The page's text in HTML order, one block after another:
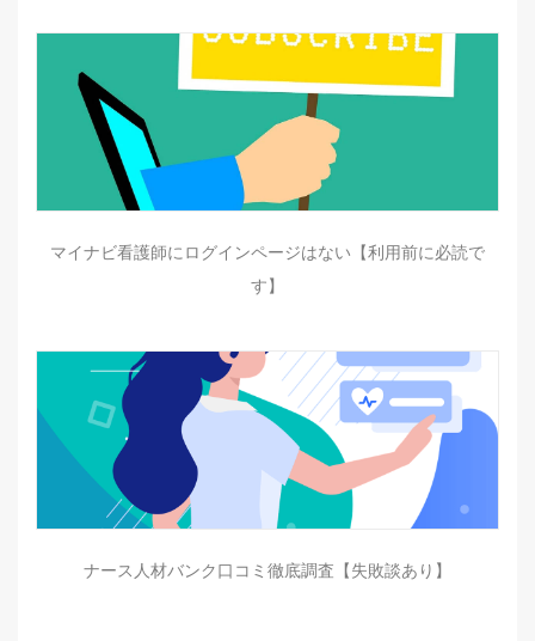
マイナビ看護師にログインページはない【利用前に必読で
す】
ナース人材バンク口コミ徹底調査【失敗談あり】